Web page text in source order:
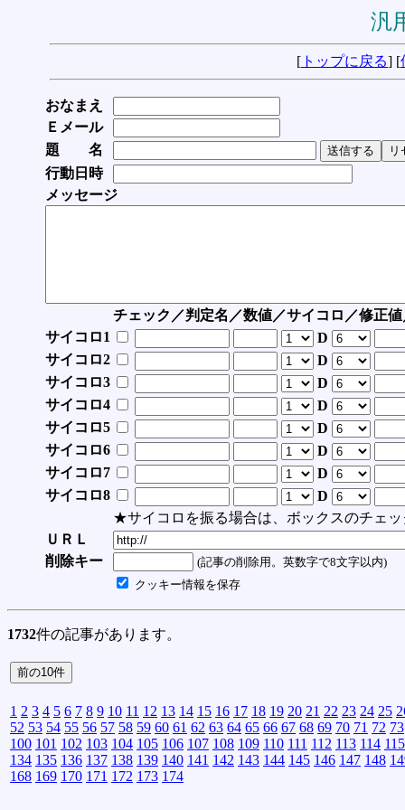
汎
[ トップに戻る] [
おなまえ
Ｅメール
題 名
行動日時
メッセージ
チェック／判定名／数値／サイコロ／修正
サイコロ1
D
サイコロ2
D
サイコロ3
D
サイコロ4
D
サイコロ5
D
サイコロ6
D
サイコロ7
D
サイコロ8
D
★サイコロを振る場合は、ボックスのチェッ
ＵＲＬ
削除キー
(記事の削除用。英数字で8文字以内)
クッキー情報を保存
1732件の記事があります。
1 2 3 4 5 6 7 8 9 10 11 12 13 14 15 16 17 18 19 20 21 22 23 24 25
52 53 54 55 56 57 58 59 60 61 62 63 64 65 66 67 68 69 70 71 72 73
100 101 102 103 104 105 106 107 108 109 110 111 112 113 114 115
134 135 136 137 138 139 140 141 142 143 144 145 146 147 148
168 169 170 171 172 173 174